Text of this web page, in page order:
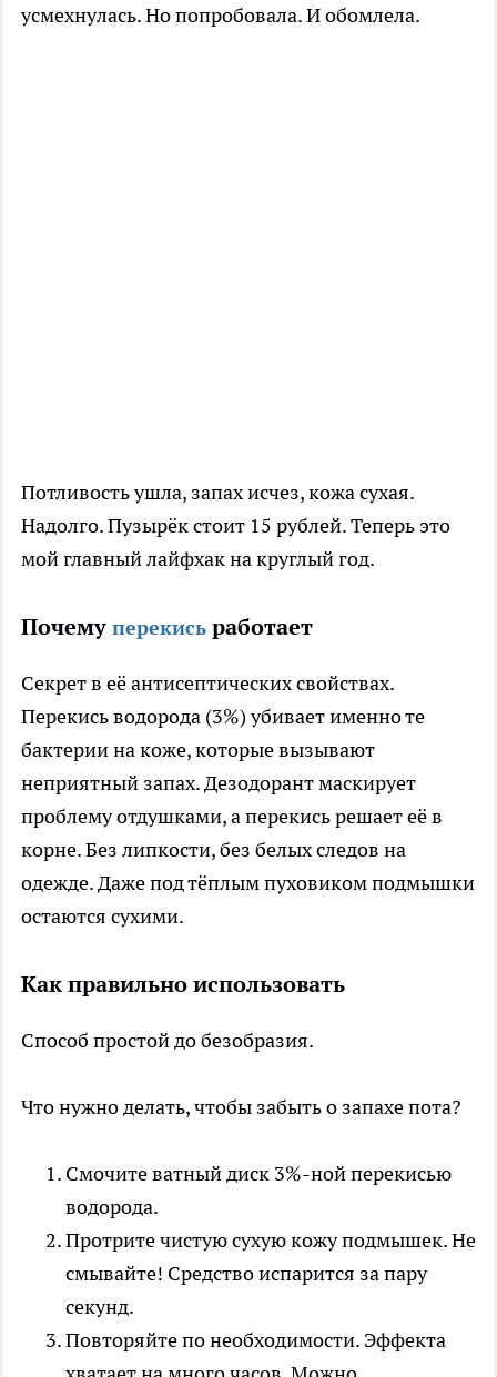
усмехнулась. Но попробовала. И обомлела.
Потливость ушла, запах исчез, кожа сухая.
Надолго. Пузырёк стоит 15 рублей. Теперь это
мой главный лайфхак на круглый год.
Почему перекись работает
Секрет в её антисептических свойствах.
Перекись водорода (3%) убивает именно те
бактерии на коже, которые вызывают
неприятный запах. Дезодорант маскирует
проблему отдушками, а перекись решает её в
корне. Без липкости, без белых следов на
одежде. Даже под тёплым пуховиком подмышки
остаются сухими.
Как правильно использовать
Способ простой до безобразия.
Что нужно делать, чтобы забыть о запахе пота?
Смочите ватный диск 3%-ной перекисью
водорода.
Протрите чистую сухую кожу подмышек. Не
смывайте! Средство испарится за пару
секунд.
Повторяйте по необходимости. Эффекта